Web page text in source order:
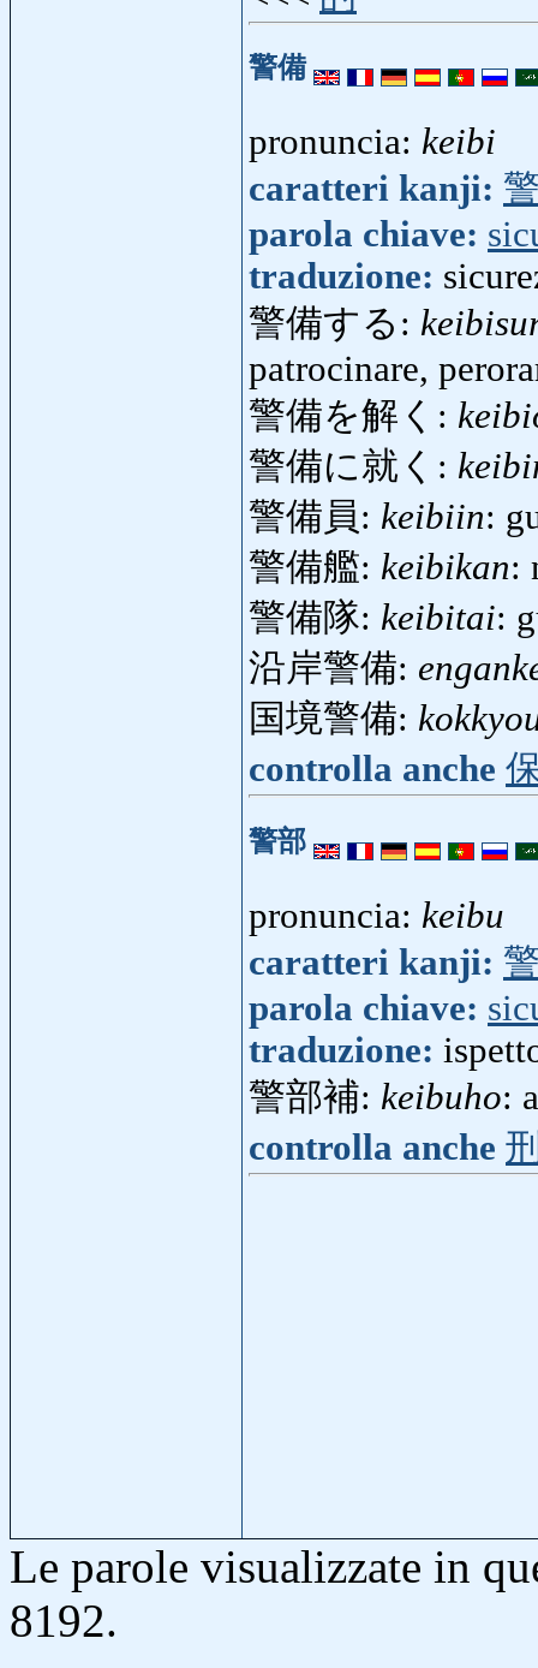
警備
pronuncia: keibi
caratteri kanji:
parola chiave:
traduzione:
警備する:
patrocinare,
警備を解く:
警備に就く:
警備員: keibiin:
警備艦: keibikan:
警備隊: keibitai:
沿岸警備:
国境警備:
controlla anche
警部
pronuncia: keibu
caratteri kanji:
parola chiave:
traduzione:
警部補: keibuho:
controlla anche
Le parole visualizzate in
8192.